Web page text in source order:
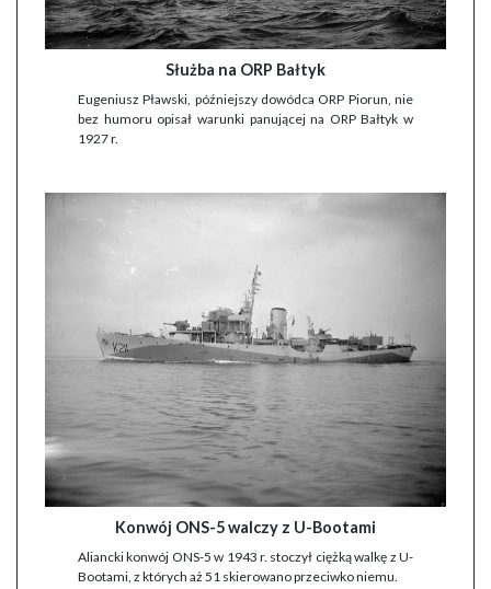
Służba na ORP Bałtyk
Eugeniusz Pławski, późniejszy dowódca ORP Piorun, nie
bez humoru opisał warunki panującej na ORP Bałtyk w
1927 r.
Konwój ONS-5 walczy z U-Bootami
Aliancki konwój ONS-5 w 1943 r. stoczył ciężką walkę z U-
Bootami, z których aż 51 skierowano przeciwko niemu.